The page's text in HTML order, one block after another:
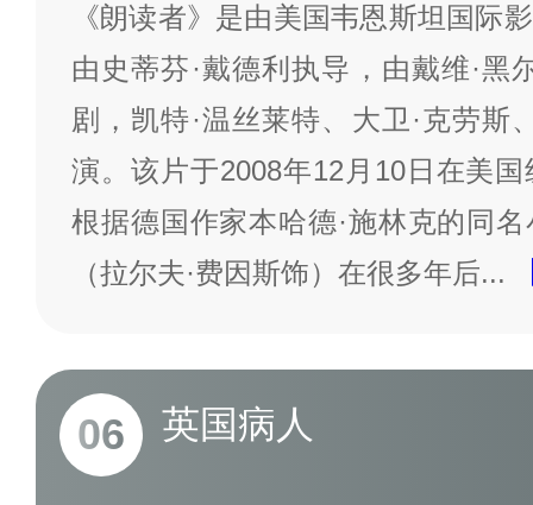
《朗读者》是由美国韦恩斯坦国际
由史蒂芬·戴德利执导，由戴维·黑
剧，凯特·温丝莱特、大卫·克劳斯
演。该片于2008年12月10日在美
根据德国作家本哈德·施林克的同
（拉尔夫·费因斯饰）在很多年后...
06 英国病人